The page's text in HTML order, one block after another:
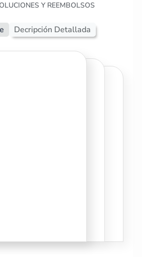
Y REEMBOLSOS
Decripción Detallada